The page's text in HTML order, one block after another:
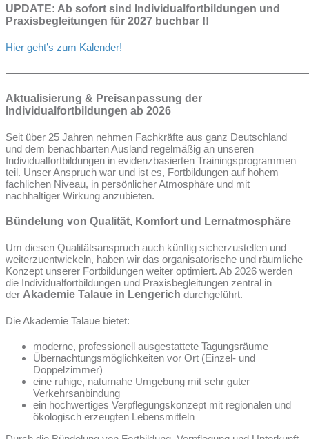
UPDATE: Ab sofort sind Individualfortbildungen und
Praxisbegleitungen für 2027 buchbar !!
Hier geht’s zum Kalender!
Aktualisierung & Preisanpassung der
Individualfortbildungen ab 2026
Seit über 25 Jahren nehmen Fachkräfte aus ganz Deutschland
und dem benachbarten Ausland regelmäßig an unseren
Individualfortbildungen in evidenzbasierten Trainingsprogrammen
teil. Unser Anspruch war und ist es, Fortbildungen auf hohem
fachlichen Niveau, in persönlicher Atmosphäre und mit
nachhaltiger Wirkung anzubieten.
Bündelung von Qualität, Komfort und Lernatmosphäre
Um diesen Qualitätsanspruch auch künftig sicherzustellen und
weiterzuentwickeln, haben wir das organisatorische und räumliche
Konzept unserer Fortbildungen weiter optimiert. Ab 2026 werden
die Individualfortbildungen und Praxisbegleitungen zentral in
der Akademie Talaue in Lengerich durchgeführt.
Die Akademie Talaue bietet:
moderne, professionell ausgestattete Tagungsräume
Übernachtungsmöglichkeiten vor Ort (Einzel- und
Doppelzimmer)
eine ruhige, naturnahe Umgebung mit sehr guter
Verkehrsanbindung
ein hochwertiges Verpflegungskonzept mit regionalen und
ökologisch erzeugten Lebensmitteln